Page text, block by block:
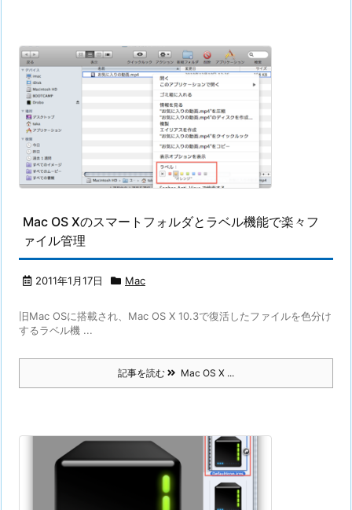
Mac OS Xのスマートフォルダとラベル機能で楽々フ
ァイル管理
2011年1月17日 Mac
旧Mac OSに搭載され、Mac OS X 10.3で復活したファイルを色分け
するラベル機 ...
記事を読む Mac OS X ...